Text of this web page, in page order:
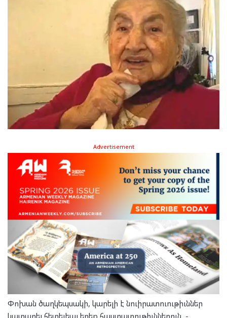
Advertisement
Փոխան ծաղկեպսակի, կարելի է նուիրատուութիւններ
կատարել հետեւեալ երեք հաստատութիւններուն․-